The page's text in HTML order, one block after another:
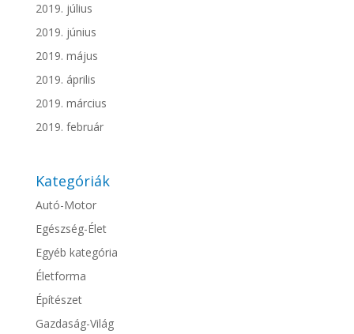
2019. július
2019. június
2019. május
2019. április
2019. március
2019. február
Kategóriák
Autó-Motor
Egészség-Élet
Egyéb kategória
Életforma
Építészet
Gazdaság-Világ